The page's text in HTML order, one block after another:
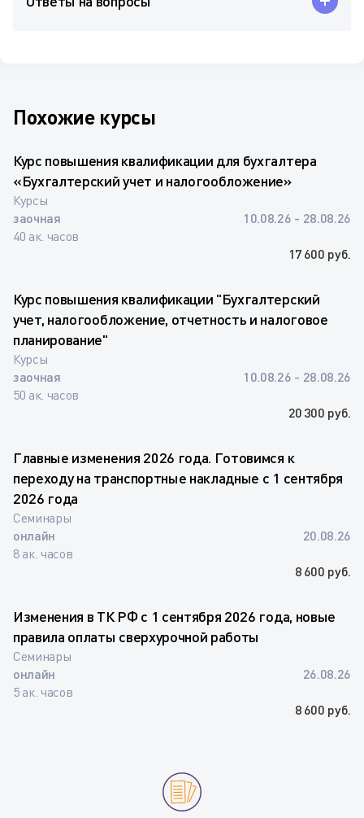
Похожие курсы
Курс повышения квалификации для бухгалтера
«Бухгалтерский учет и налогообложение»
Курсы
заочная
40 ак. часов
10.08.26 - 28.08.26
17 600 руб.
Курс повышения квалификации "Бухгалтерский
учет, налогообложение, отчетность и налоговое
планирование"
Курсы
заочная
50 ак. часов
10.08.26 - 28.08.26
20 300 руб.
Главные изменения 2026 года. Готовимся к
переходу на транспортные накладные с 1 сентября
2026 года
Семинары
онлайн
8 ак. часов
20.08.26
8 600 руб.
Изменения в ТК РФ с 1 сентября 2026 года, новые
правила оплаты сверхурочной работы
Семинары
онлайн
5 ак. часов
26.08.26
8 600 руб.